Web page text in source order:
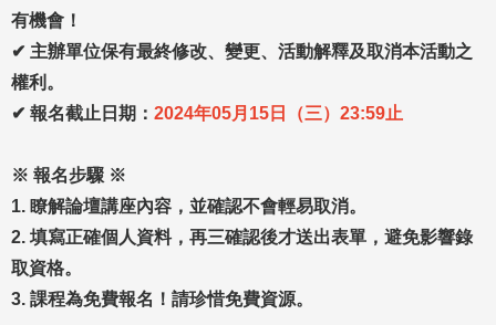
有機會！
✔ 主辦單位保有最終修改、變更、活動解釋及取消本活動之
權利。
✔ 報名截止日期： 2024年05月15日（三）23:59止
※ 報名步驟 ※
1. 瞭解論壇講座內容，並確認不會輕易取消。
2. 填寫正確個人資料，再三確認後才送出表單，避免影響錄
取資格。
3. 課程為免費報名！請珍惜免費資源。